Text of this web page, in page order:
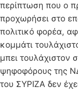
περίπτωση που ο
προχωρήσει στο
πολιτικό φορέα,
κομμάτι
μπει τουλάχιστον
ψηφοφόρους της
του ΣΥΡΙΖΑ δεν